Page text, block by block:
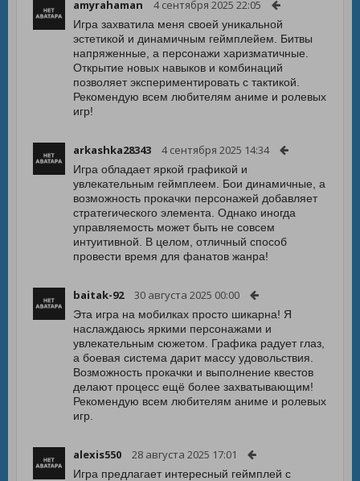
amyrahaman 4 сентября 2025 22:05
Игра захватила меня своей уникальной
эстетикой и динамичным геймплейем. Битвы
напряженные, а персонажи харизматичные.
Открытие новых навыков и комбинаций
позволяет экспериментировать с тактикой.
Рекомендую всем любителям аниме и ролевых
игр!
arkashka28343 4 сентября 2025 14:34
Игра обладает яркой графикой и
увлекательным геймплеем. Бои динамичные, а
возможность прокачки персонажей добавляет
стратегического элемента. Однако иногда
управляемость может быть не совсем
интуитивной. В целом, отличный способ
провести время для фанатов жанра!
baitak-92 30 августа 2025 00:00
Эта игра на мобилках просто шикарна! Я
наслаждаюсь яркими персонажами и
увлекательным сюжетом. Графика радует глаз,
а боевая система дарит массу удовольствия.
Возможность прокачки и выполнение квестов
делают процесс ещё более захватывающим!
Рекомендую всем любителям аниме и ролевых
игр.
alexis550 28 августа 2025 17:01
Игра предлагает интересный геймплей с